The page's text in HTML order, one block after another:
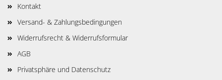
Kontakt
Versand- & Zahlungsbedingungen
Widerrufsrecht & Widerrufsformular
AGB
Privatsphäre und Datenschutz